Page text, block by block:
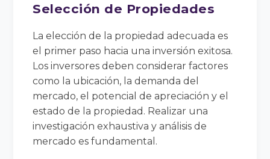
Selección de Propiedades
La elección de la propiedad adecuada es
el primer paso hacia una inversión exitosa.
Los inversores deben considerar factores
como la ubicación, la demanda del
mercado, el potencial de apreciación y el
estado de la propiedad. Realizar una
investigación exhaustiva y análisis de
mercado es fundamental.